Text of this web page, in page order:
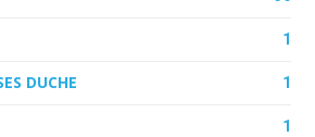
1
DUCHE 1
1